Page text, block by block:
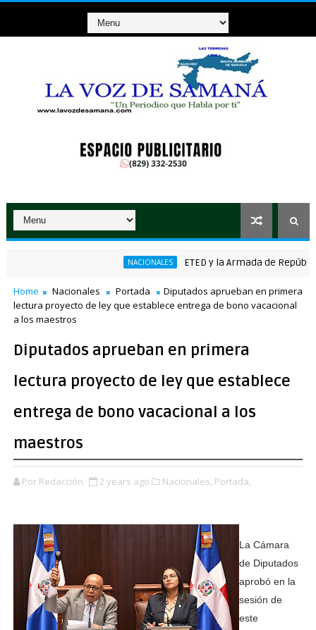
NACIONALES ETED y la Armada de República
ganador de RD$37 millones con el Loto
Home Nacionales Portada
Diputados aprueban en primera
lectura proyecto de ley que establece entrega de bono vacacional
a los maestros
Diputados aprueban en primera
lectura proyecto de ley que establece
entrega de bono vacacional a los
maestros
Por Redacción 2 years ago Nacionales, Portada,
La Cámara
de Diputados
aprobó en la
sesión de
este